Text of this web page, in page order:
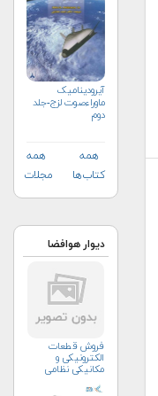
آیرودینامیک
ماوراءصوت لزج-جلد
دوم
همه
کتاب‌ها
همه
مجلات
دیوار هوافضا
فروش قطعات
الکترونیکی و
مکانیکی نظامی